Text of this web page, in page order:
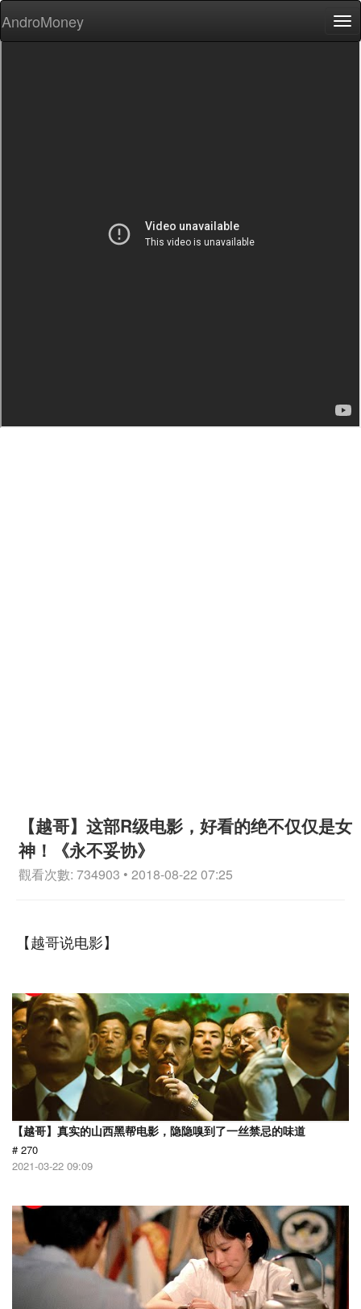
AndroMoney
【越哥】这部R级电影，好看的绝不仅仅是女
神！《永不妥协》
觀看次數: 734903 • 2018-08-22 07:25
【越哥说电影】
【越哥】真实的山西黑帮电影，隐隐嗅到了一丝禁忌的味道
# 270
2021-03-22 09:09